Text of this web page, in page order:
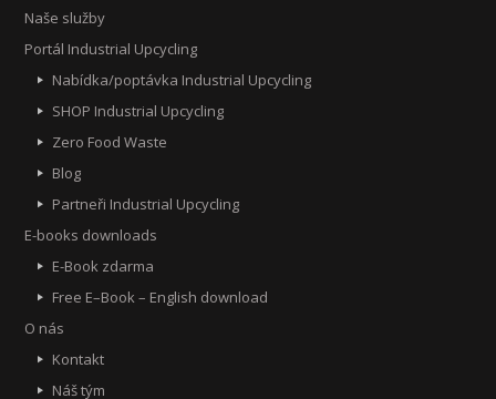
Naše služby
Portál Industrial Upcycling
Nabídka/poptávka Industrial Upcycling
SHOP Industrial Upcycling
Zero Food Waste
Blog
Partneři Industrial Upcycling
E-books downloads
E-Book zdarma
Free E–Book – English download
O nás
Kontakt
Náš tým